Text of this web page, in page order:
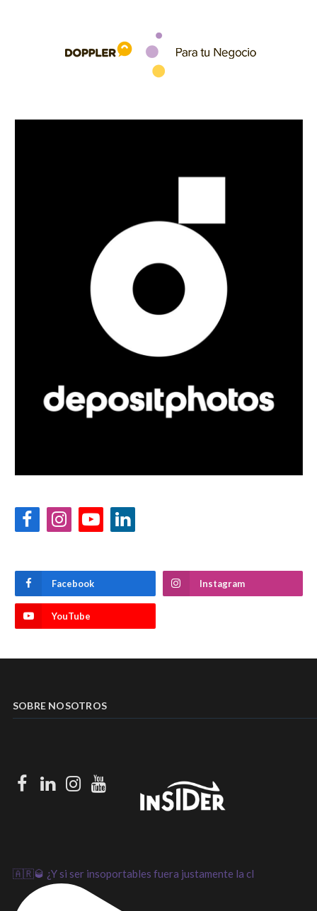
FacebookInstagramYouTubeLinkedIn
Facebook Instagram
YouTube
SOBRE NOSOTROS
Facebook
LinkedIn
Instagram
Youtube
🇦🇷🥃 ¿Y si ser insoportables fuera justamente la cl